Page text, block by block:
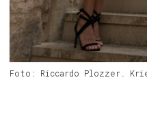
Foto: Riccardo Plozzer.